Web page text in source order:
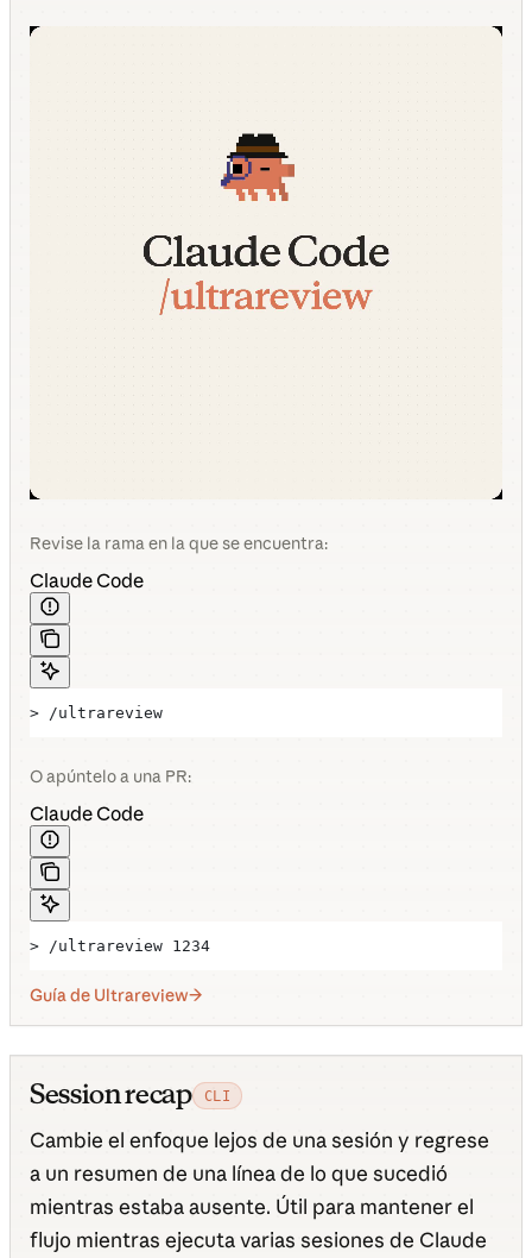
Revise la rama en la que se encuentra:
Claude Code
> /ultrareview
O apúntelo a una PR:
Claude Code
> /ultrareview 1234
Guía de Ultrareview
Session recap CLI
Cambie el enfoque lejos de una sesión y regrese
a un resumen de una línea de lo que sucedió
mientras estaba ausente. Útil para mantener el
flujo mientras ejecuta varias sesiones de Claude